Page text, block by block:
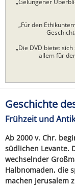
„Gelungener
„Für den
„Die DVD bietet
allem für
Geschichte
Frühzeit und
Ab 2000 v. Chr.
südlichen Levante.
wechselnder
Halbnomaden, die
machen Jerusalem